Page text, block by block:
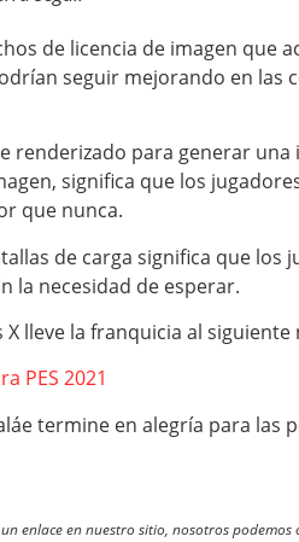
de licencia de imagen que
seguir mejorando en las
renderizado para generar una
significa que los
que nunca.
de carga significa que los
la necesidad de esperar.
lleve la franquicia al siguiente
PES 2021
termine en alegría para las
enlace en nuestro sitio, nosotros podemos